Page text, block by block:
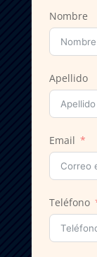
Nombre
Apellido
Email
Teléfono